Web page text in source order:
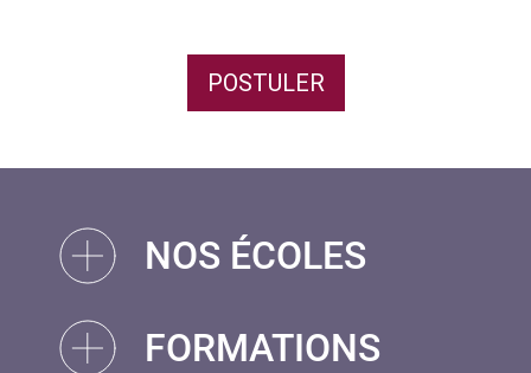
POSTULER
NOS ÉCOLES
FORMATIONS